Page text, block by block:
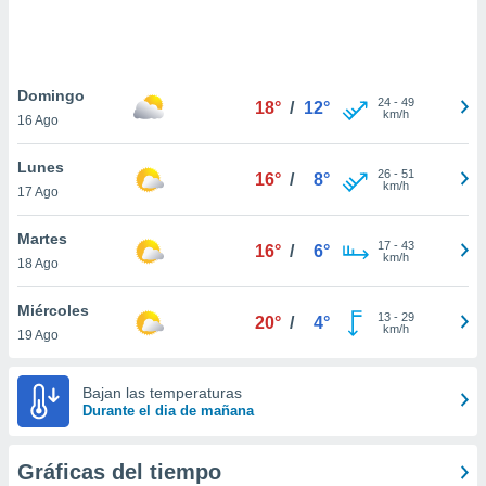
únicos
similares
como
IP
de
traten tus
en
a lo que
Para
Domingo
16 Ago
18° / 12° 24- 49
km/h
Lunes
17 Ago
16° / 8° 26- 51
km/h
Martes
18 Ago
16° / 6° 17- 43
km/h
Miércoles
19 Ago
20° / 4° 13- 29
km/h
Bajan las temperaturas
Durante el dia de mañana
Gráficas del tiempo